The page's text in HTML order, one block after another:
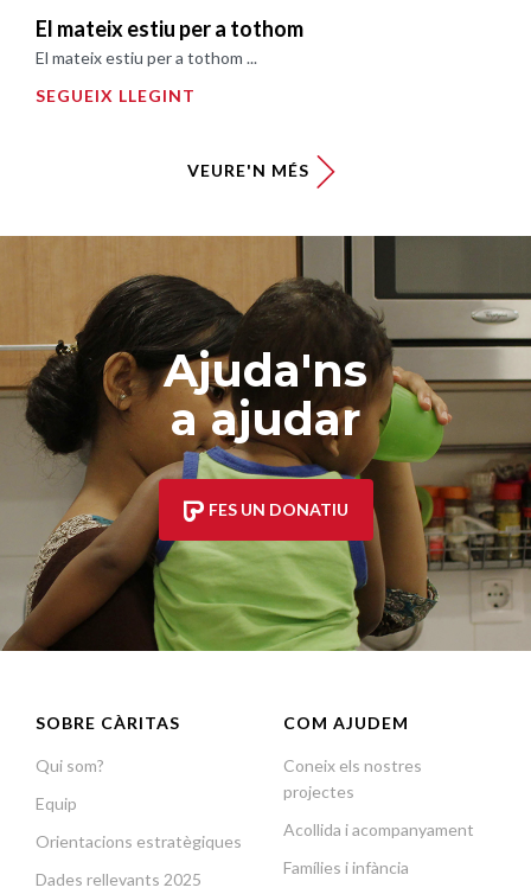
El mateix estiu per a tothom
El mateix estiu per a tothom ...
SEGUEIX LLEGINT
VEURE'N MÉS
Ajuda'ns
a ajudar
FES UN DONATIU
SOBRE CÀRITAS
Qui som?
Equip
Orientacions estratègiques
Dades rellevants 2025
COM AJUDEM
Coneix els nostres
projectes
Acollida i acompanyament
Famílies i infància